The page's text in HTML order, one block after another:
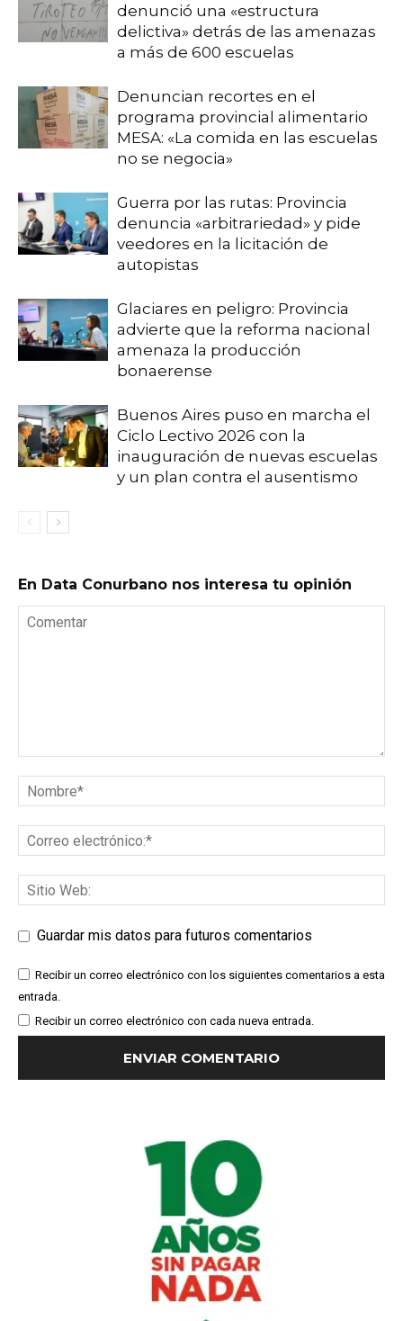
denunció una «estructura
delictiva» detrás de las amenazas
a más de 600 escuelas
Denuncian recortes en el
programa provincial alimentario
MESA: «La comida en las escuelas
no se negocia»
Guerra por las rutas: Provincia
denuncia «arbitrariedad» y pide
veedores en la licitación de
autopistas
Glaciares en peligro: Provincia
advierte que la reforma nacional
amenaza la producción
bonaerense
Buenos Aires puso en marcha el
Ciclo Lectivo 2026 con la
inauguración de nuevas escuelas
y un plan contra el ausentismo
En Data Conurbano nos interesa tu opinión
Guardar mis datos para futuros comentarios
Recibir un correo electrónico con los siguientes comentarios a esta
entrada.
Recibir un correo electrónico con cada nueva entrada.